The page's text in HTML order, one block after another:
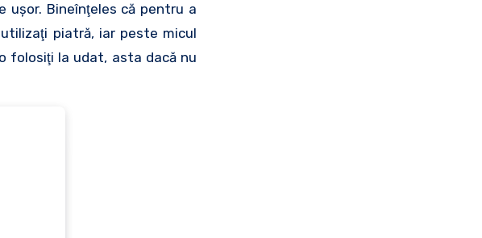
Bineînţeles că pentru a
piatră, iar peste micul
folosiţi la udat, asta dacă nu